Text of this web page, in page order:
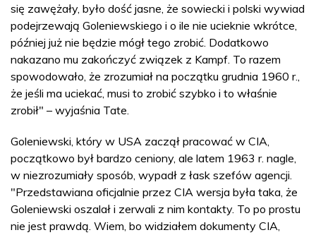
się zawężały, było dość jasne, że sowiecki i polski wywiad
podejrzewają Goleniewskiego i o ile nie ucieknie wkrótce,
później już nie będzie mógł tego zrobić. Dodatkowo
nakazano mu zakończyć związek z Kampf. To razem
spowodowało, że zrozumiał na początku grudnia 1960 r.,
że jeśli ma uciekać, musi to zrobić szybko i to właśnie
zrobił" – wyjaśnia Tate.
Goleniewski, który w USA zaczął pracować w CIA,
początkowo był bardzo ceniony, ale latem 1963 r. nagle,
w niezrozumiały sposób, wypadł z łask szefów agencji.
"Przedstawiana oficjalnie przez CIA wersja była taka, że
Goleniewski oszalał i zerwali z nim kontakty. To po prostu
nie jest prawdą. Wiem, bo widziałem dokumenty CIA,